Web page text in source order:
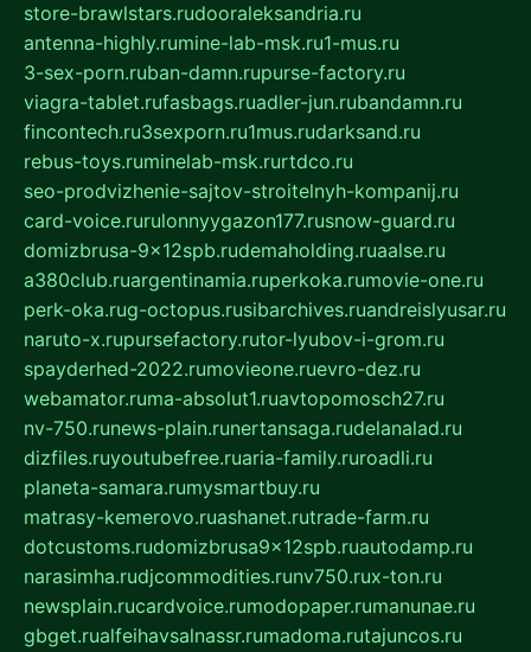
store-brawlstars.rudooraleksandria.ru
antenna-highly.rumine-lab-msk.ru1-mus.ru
3-sex-porn.ruban-damn.rupurse-factory.ru
viagra-tablet.rufasbags.ruadler-jun.rubandamn.ru
fincontech.ru3sexporn.ru1mus.rudarksand.ru
rebus-toys.ruminelab-msk.rurtdco.ru
seo-prodvizhenie-sajtov-stroitelnyh-kompanij.ru
card-voice.rurulonnyygazon177.rusnow-guard.ru
domizbrusa-9x12spb.rudemaholding.ruaalse.ru
a380club.ruargentinamia.ruperkoka.rumovie-one.ru
perk-oka.rug-octopus.rusibarchives.ruandreislyusar.ru
naruto-x.rupursefactory.rutor-lyubov-i-grom.ru
spayderhed-2022.rumovieone.ruevro-dez.ru
webamator.ruma-absolut1.ruavtopomosch27.ru
nv-750.runews-plain.runertansaga.rudelanalad.ru
dizfiles.ruyoutubefree.ruaria-family.ruroadli.ru
planeta-samara.rumysmartbuy.ru
matrasy-kemerovo.ruashanet.rutrade-farm.ru
dotcustoms.rudomizbrusa9x12spb.ruautodamp.ru
narasimha.rudjcommodities.runv750.rux-ton.ru
newsplain.rucardvoice.rumodopaper.rumanunae.ru
gbget.rualfeihavsalnassr.rumadoma.rutajuncos.ru